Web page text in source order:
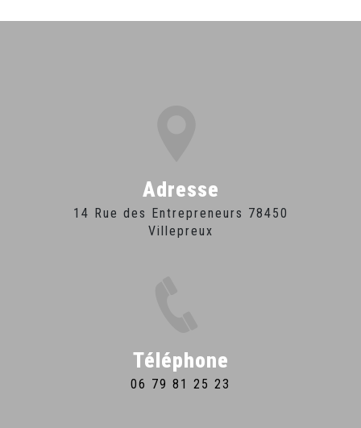
Adresse
14 Rue des Entrepreneurs 78450
Villepreux
Téléphone
06 79 81 25 23